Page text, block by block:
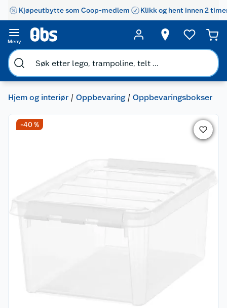
Kjøpeutbytte som Coop-medlem Klikk og hent innen 2
Meny
Hjem og interiør Oppbevaring Oppbevaringsbokser
-40 %